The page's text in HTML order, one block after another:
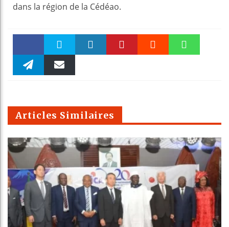
dans la région de la Cédéao.
Faceboo Twitter
m
Articles Similaires